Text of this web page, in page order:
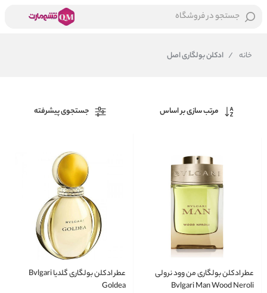
جستجو در فروشگاه
خانه / ادکلن بولگاری اصل
مرتب سازی بر اساس جستجوی پیشرفته
عطر ادکلن بولگاری من وود نرولی
Bvlgari Man Wood Neroli
عطر ادکلن بولگاری گلدیا Bvlgari
Goldea